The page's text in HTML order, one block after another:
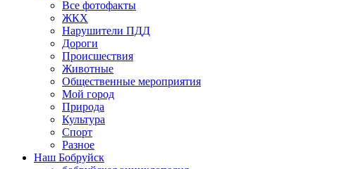
Все фотофакты
ЖКХ
Нарушители ПДД
Дороги
Происшествия
Животные
Общественные мероприятия
Мой город
Природа
Культура
Спорт
Разное
Наш Бобруйск